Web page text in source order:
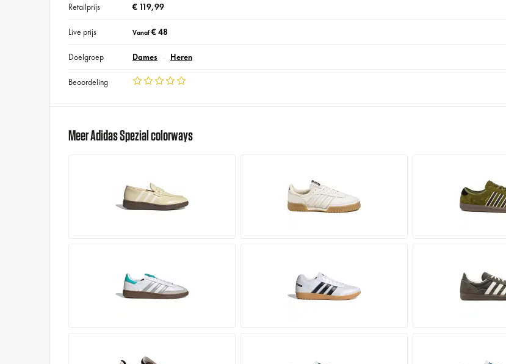
Retailprijs € 119,99
Live prijs Vanaf€ 48
Doelgroep Dames Heren
Beoordeling
Meer Adidas Spezial colorways